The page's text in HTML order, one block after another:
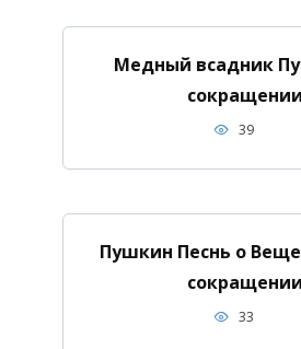
Медный всадник
сокращении
39
Пушкин Песнь о
сокращении
33